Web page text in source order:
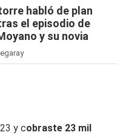
habló de plan
el episodio de
y su novia
y cobraste 23 mil